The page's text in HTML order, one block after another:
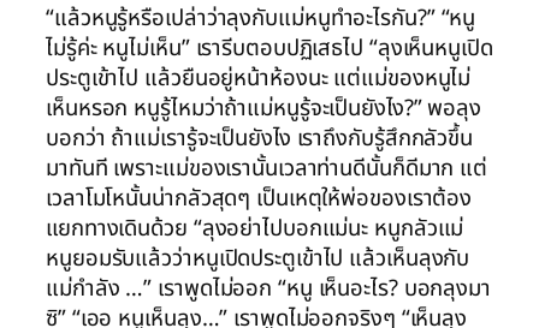
“แล้วหนูรู้หรือเปล่าว่าลุงกับแม่หนูทำอะไรกัน?” “หนู
ไม่รู้ค่ะ หนูไม่เห็น” เรารีบตอบปฏิเสธไป “ลุงเห็นหนูเปิด
ประตูเข้าไป แล้วยืนอยู่หน้าห้องนะ แต่แม่ของหนูไม่
เห็นหรอก หนูรู้ไหมว่าถ้าแม่หนูรู้จะเป็นยังไง?” พอลุง
บอกว่า ถ้าแม่เรารู้จะเป็นยังไง เราถึงกับรู้สึกกลัวขึ้น
มาทันที เพราะแม่ของเรานั้นเวลาท่านดีนั้นก็ดีมาก แต่
เวลาโมโหนั้นน่ากลัวสุดๆ เป็นเหตุให้พ่อของเราต้อง
แยกทางเดินด้วย “ลุงอย่าไปบอกแม่นะ หนูกลัวแม่
หนูยอมรับแล้วว่าหนูเปิดประตูเข้าไป แล้วเห็นลุงกับ
แม่กำลัง …” เราพูดไม่ออก “หนู เห็นอะไร? บอกลุงมา
ซิ” “เออ หนูเห็นลุง…” เราพูดไม่ออกจริงๆ “เห็นลุง